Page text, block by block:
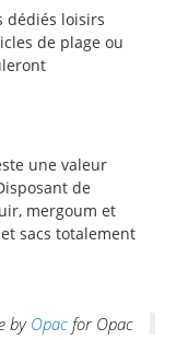
dédiés loisirs
de plage ou
une valeur
de
mergoum et
sacs totalement
by Opac for Opac